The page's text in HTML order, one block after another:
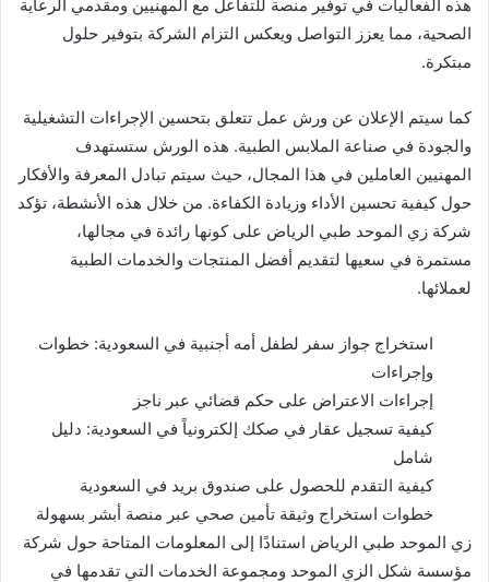
هذه الفعاليات في توفير منصة للتفاعل مع المهنيين ومقدمي الرعاية
الصحية، مما يعزز التواصل ويعكس التزام الشركة بتوفير حلول
مبتكرة.
كما سيتم الإعلان عن ورش عمل تتعلق بتحسين الإجراءات التشغيلية
والجودة في صناعة الملابس الطبية. هذه الورش ستستهدف
المهنيين العاملين في هذا المجال، حيث سيتم تبادل المعرفة والأفكار
حول كيفية تحسين الأداء وزيادة الكفاءة. من خلال هذه الأنشطة، تؤكد
شركة زي الموحد طبي الرياض على كونها رائدة في مجالها،
مستمرة في سعيها لتقديم أفضل المنتجات والخدمات الطبية
لعملائها.
استخراج جواز سفر لطفل أمه أجنبية في السعودية: خطوات
وإجراءات
إجراءات الاعتراض على حكم قضائي عبر ناجز
كيفية تسجيل عقار في صكك إلكترونياً في السعودية: دليل
شامل
كيفية التقدم للحصول على صندوق بريد في السعودية
خطوات استخراج وثيقة تأمين صحي عبر منصة أبشر بسهولة
زي الموحد طبي الرياض استنادًا إلى المعلومات المتاحة حول شركة
مؤسسة شكل الزي الموحد ومجموعة الخدمات التي تقدمها في